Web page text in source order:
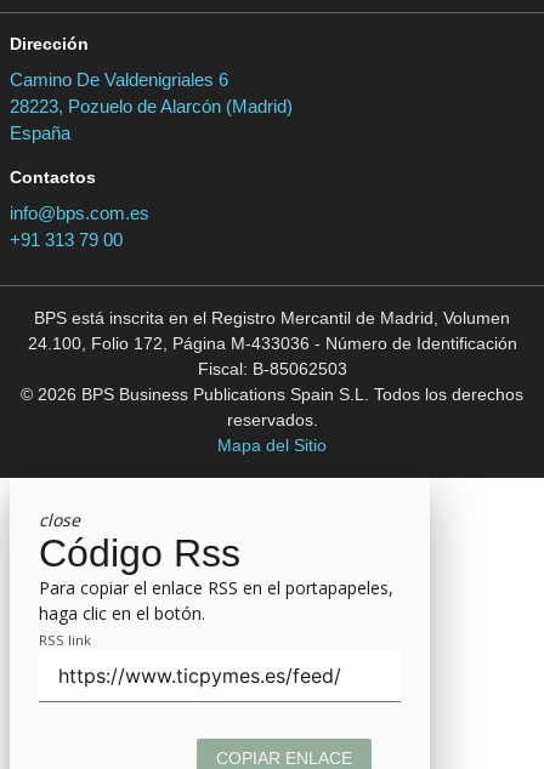
Dirección
Camino De Valdenigriales 6
28223, Pozuelo de Alarcón (Madrid)
España
Contactos
info@bps.com.es
+91 313 79 00
BPS está inscrita en el Registro Mercantil de Madrid, Volumen
24.100, Folio 172, Página M-433036 - Número de Identificación
Fiscal: B-85062503
© 2026 BPS Business Publications Spain S.L. Todos los derechos
reservados.
Mapa del Sitio
close
Código Rss
Para copiar el enlace RSS en el portapapeles,
haga clic en el botón.
RSS link
COPIAR ENLACE